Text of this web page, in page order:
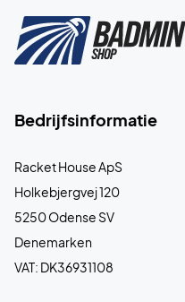
Bedrijfsinformatie
Racket House ApS
Holkebjergvej 120
5250 Odense SV
Denemarken
VAT: DK36931108